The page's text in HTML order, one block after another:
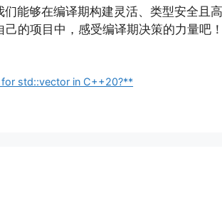
们能够在编译期构建灵活、类型安全且
的项目中，感受编译期决策的力量吧！
std::vector in C++20?**